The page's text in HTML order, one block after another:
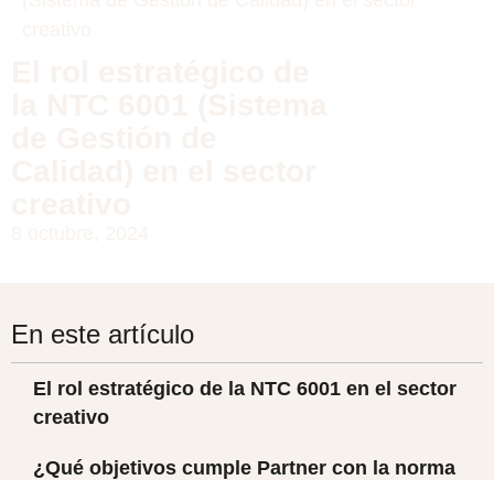
En este artículo
El rol estratégico de la NTC 6001 en el sector
creativo
¿Qué objetivos cumple Partner con la norma